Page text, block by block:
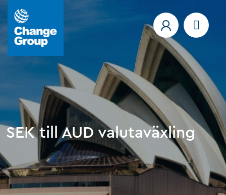
SEK till AUD valutaväxling